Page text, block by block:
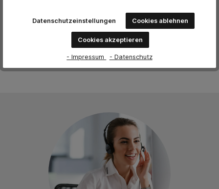
Keine Bewertungen gefunden. Teilen Sie Ihre Erfahrungen
Datenschutzeinstellungen Cookies ablehnen
Cookies akzeptieren
- Impressum - Datenschutz